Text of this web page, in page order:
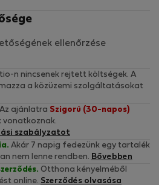
ellenőrzése
n nincsenek rejtett költségek. A
a közüzemi szolgáltatásokat
Az ajánlatra Szigorú (30-napos)
vonatkoznak.
szabályzatot
Akár 7 napig fedezünk egy tartalék
nem lenne rendben. Bővebben
Otthona kényelméből
online. Szerződés olvasása